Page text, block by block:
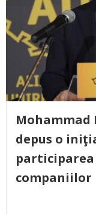
Mohammad
depus o
companiilor